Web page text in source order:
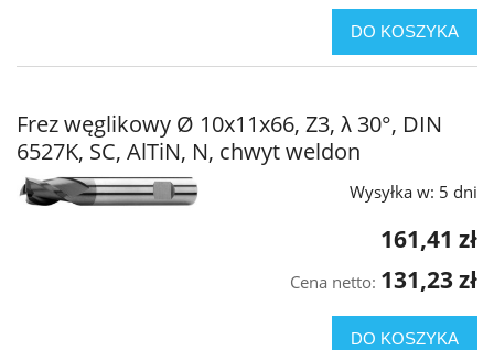
DO KOSZYKA
Frez węglikowy Ø 10x11x66, Z3, λ 30°, DIN
6527K, SC, AlTiN, N, chwyt weldon
Wysyłka w: 5 dni
161,41 zł
Cena netto: 131,23 zł
DO KOSZYKA